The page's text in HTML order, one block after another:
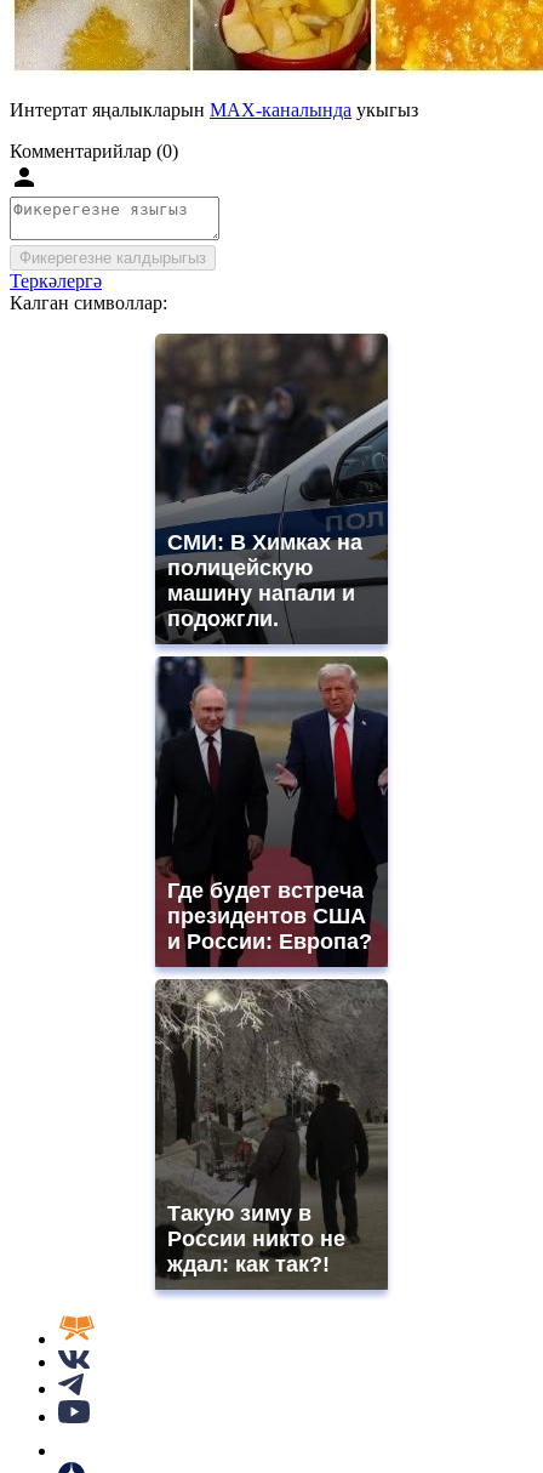
Интертат яңалыкларын MAX-каналында укыгыз
Комментарийлар (0)
Фикерегезне калдырыгыз
Теркәлергә
Калган символлар:
СМИ: В Химках на
полицейскую
машину напали и
подожгли.
Где будет встреча
президентов США
и России: Европа?
Такую зиму в
России никто не
ждал: как так?!